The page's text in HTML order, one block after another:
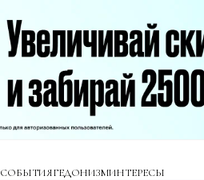
СОБЫТИЯГЕДОНИЗМИНТЕРЕСЫ